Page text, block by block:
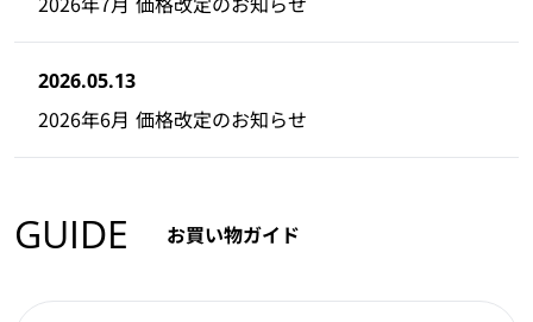
2026.05.13
2026年6月 価格改定のお知らせ
GUIDE お買い物ガイド